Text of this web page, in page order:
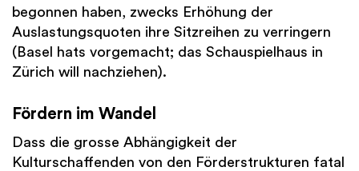
begonnen haben, zwecks Erhöhung der
Auslastungsquoten ihre Sitzreihen zu verringern
(Basel hats vorgemacht; das Schauspielhaus in
Zürich will nachziehen).
Fördern im Wandel
Dass die grosse Abhängigkeit der
Kulturschaffenden von den Förderstrukturen fatal